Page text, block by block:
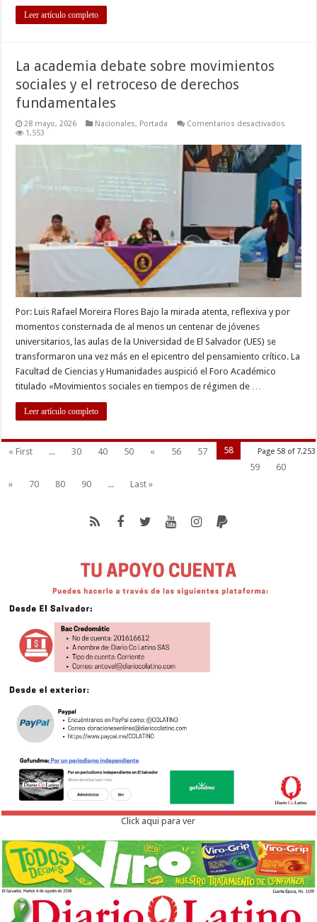
Leer artículo completo
La academia debate sobre movimientos
sociales y el retroceso de derechos
fundamentales
28 mayo, 2026 Nacionales, Portada Comentarios desactivados
debate
sobre
sociales
y
el
de
1,553
Por: Luis Rafael Moreira Flores Bajo la mirada atenta, reflexiva y por
momentos consternada de al menos un centenar de jóvenes
universitarios, las aulas de la Universidad de El Salvador (UES) se
transformaron una vez más en el epicentro del pensamiento crítico. La
Facultad de Ciencias y Humanidades auspició el Foro Académico
titulado «Movimientos sociales en tiempos de régimen de …
Leer artículo completo
Page 58 of 7.253
« First ... 30 40 50 « 56 57
58
59
60
»
70 80 90 ... Last »
Click aqui para ver